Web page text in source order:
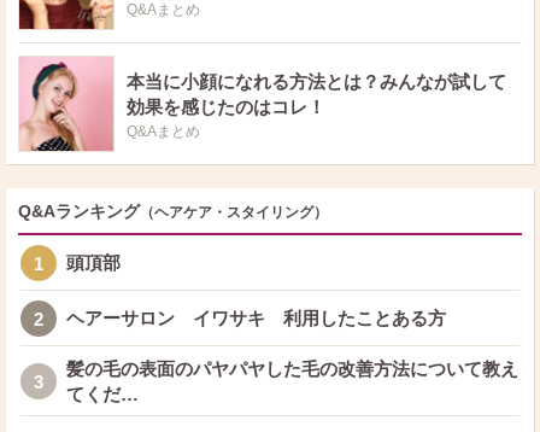
Q&Aまとめ
本当に小顔になれる方法とは？みんなが試して
効果を感じたのはコレ！
Q&Aまとめ
Q&Aランキング （ヘアケア・スタイリング）
1 頭頂部
2 ヘアーサロン イワサキ 利用したことある方
3
髪の毛の表面のパヤパヤした毛の改善方法について教え
てくだ…